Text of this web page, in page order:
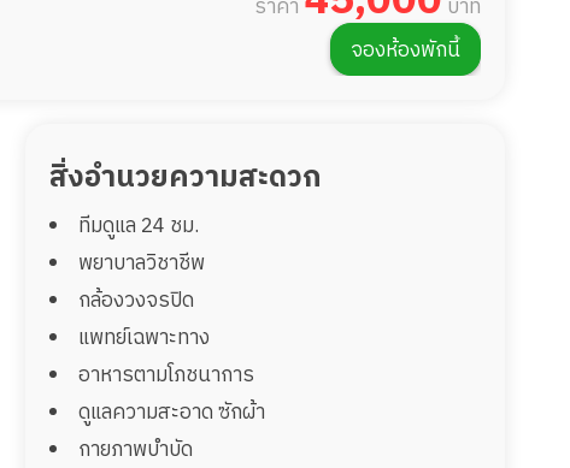
ราคา
บาท
จองห้องพักนี้
สิ่งอำนวยความสะดวก
ทีมดูแล 24 ชม.
พยาบาลวิชาชีพ
กล้องวงจรปิด
แพทย์เฉพาะทาง
อาหารตามโภชนาการ
ดูแลความสะอาด ซักผ้า
กายภาพบำบัด